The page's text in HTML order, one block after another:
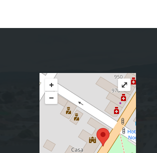
+
−
⤢